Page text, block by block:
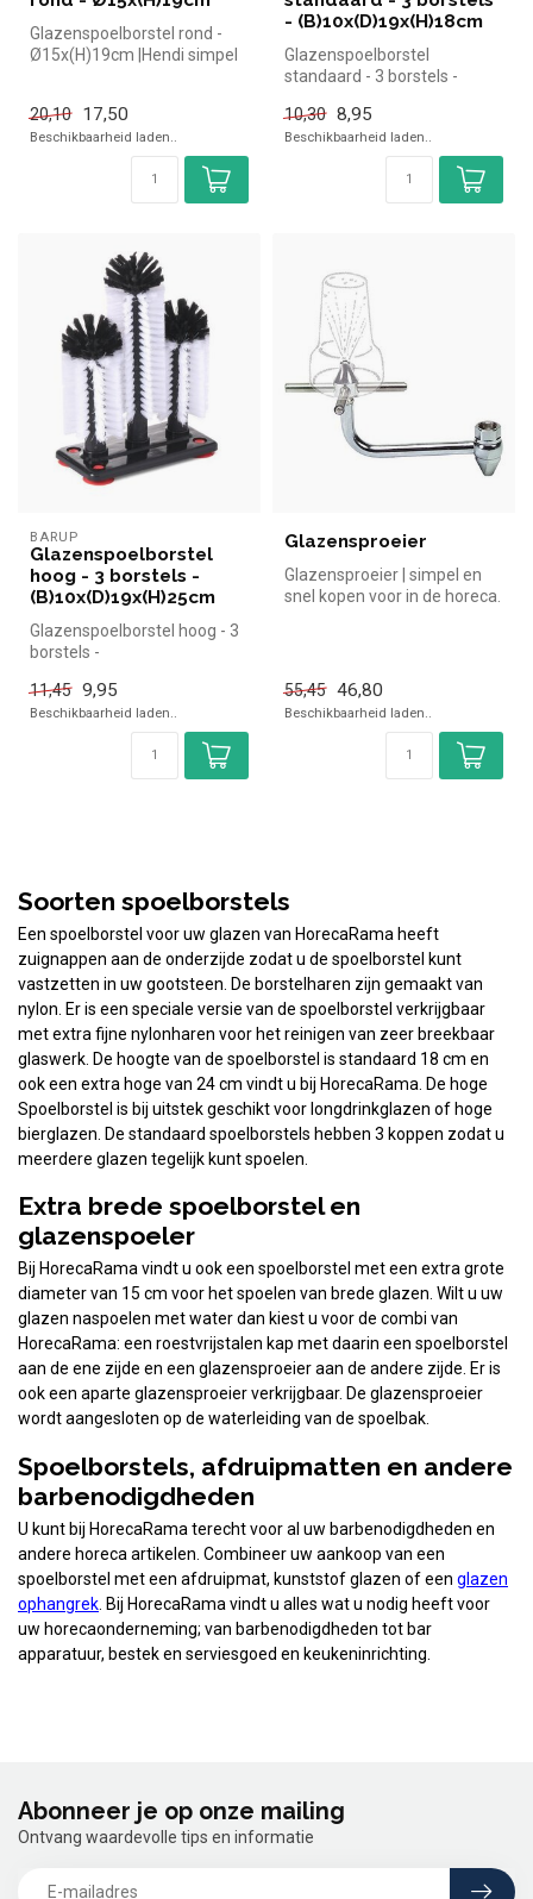
Glazenspoelborstel rond -
Ø15x(H)19cm |Hendi simpel
20,10
17,50
Beschikbaarheid laden..
- (B)10x(D)19x(H)18cm
Glazenspoelborstel
standaard - 3 borstels -
simpel en...
10,30 8,95
Beschikbaarheid laden..
BARUP
Glazenspoelborstel
hoog - 3 borstels -
(B)10x(D)19x(H)25cm
Glazenspoelborstel hoog - 3
borstels -
| Simpel en s...
11,45 9,95
Beschikbaarheid laden..
Glazensproeier
Glazensproeier | simpel en
snel kopen voor in de horeca.
55,45 46,80
Beschikbaarheid laden..
Soorten spoelborstels
Een spoelborstel voor uw glazen van HorecaRama heeft
zuignappen aan de onderzijde zodat u de spoelborstel kunt
vastzetten in uw gootsteen. De borstelharen zijn gemaakt van
nylon. Er is een speciale versie van de spoelborstel verkrijgbaar
met extra fijne nylonharen voor het reinigen van zeer breekbaar
glaswerk. De hoogte van de spoelborstel is standaard 18 cm en
ook een extra hoge van 24 cm vindt u bij HorecaRama. De hoge
Spoelborstel is bij uitstek geschikt voor longdrinkglazen of hoge
bierglazen. De standaard spoelborstels hebben 3 koppen zodat u
meerdere glazen tegelijk kunt spoelen.
Extra brede spoelborstel en
glazenspoeler
Bij HorecaRama vindt u ook een spoelborstel met een extra grote
diameter van 15 cm voor het spoelen van brede glazen. Wilt u uw
glazen naspoelen met water dan kiest u voor de combi van
HorecaRama: een roestvrijstalen kap met daarin een spoelborstel
aan de ene zijde en een glazensproeier aan de andere zijde. Er is
ook een aparte glazensproeier verkrijgbaar. De glazensproeier
wordt aangesloten op de waterleiding van de spoelbak.
Spoelborstels, afdruipmatten en andere
barbenodigdheden
U kunt bij HorecaRama terecht voor al uw barbenodigdheden en
andere horeca artikelen. Combineer uw aankoop van een
spoelborstel met een afdruipmat, kunststof glazen of een glazen
ophangrek . Bij HorecaRama vindt u alles wat u nodig heeft voor
uw horecaonderneming; van barbenodigdheden tot bar
apparatuur, bestek en serviesgoed en keukeninrichting.
Abonneer je op onze mailing
Ontvang waardevolle tips en informatie